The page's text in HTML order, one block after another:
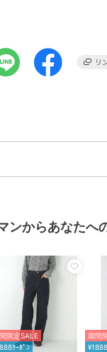
ンからあなたへ
限定SALE
ｸｰﾎﾟﾝ
期間